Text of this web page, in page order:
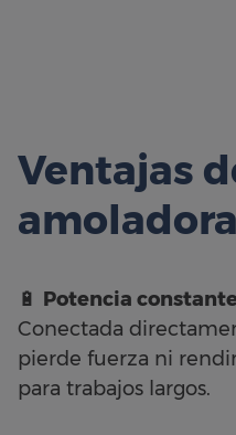
Ventajas
🔋 Potencia
Conectada
pierde fuerza ni
para trabajos largos.